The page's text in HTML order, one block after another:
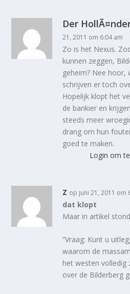
Der
21, 2011 om 6:04 am
Zo is het Nexus.
kunnen zeggen,
geheim? Nee hoor,
schrijven er toch
Hopelijk klopt het
de bankier en
steeds meer
drang om hun
goed te maken.
Login om
z op juni 21, 2011 om
dat klopt
Maar in artikel
“Vraag: Kunt u
waarom de
het westen volledig
over de Bilderberg